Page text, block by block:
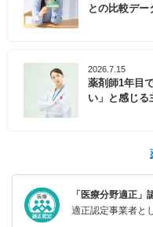
との比較デー
2026.7.15
薬剤師1年目
い」と感じる
「医療分野適正」
適正認定事業者と